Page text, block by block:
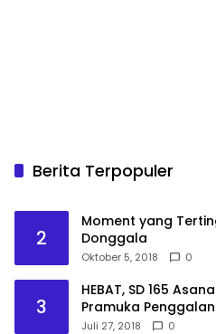
Berita Terpopuler
2
Moment yang
Donggala
Oktober 5, 2018 0
3
HEBAT, SD 165
Pramuka
Juli 27, 2018 0